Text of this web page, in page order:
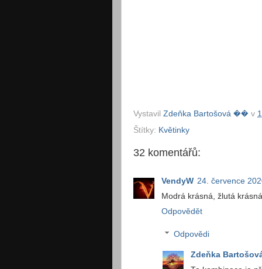
Vystavil Zdeňka Bartošová �� v
Štítky: Květinky
32 komentářů:
VendyW 24. července
Modrá krásná, žlutá
Odpovědět
Odpovědi
Zdeňka